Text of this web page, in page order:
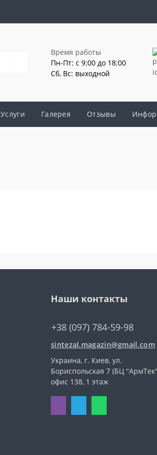
Время работы
Пн-Пт: с 9:00 до 18:00
Сб, Вс: выходной
Услуги Галерея Отзывы
Наши контакты
+38 (097) 784-59-98
sintezal.magazin@gmail.com
Украина, г. Киев, ул.
Бориспольская 7 (БЦ
офис 138, 1 этаж